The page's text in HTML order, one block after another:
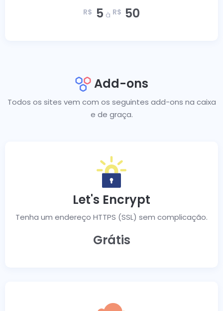
R$ 5 à R$ 50
Add-ons
Todos os sites vem com os seguintes add-ons na caixa
e de graça.
Let's Encrypt
Tenha um endereço HTTPS (SSL) sem complicação.
Grátis